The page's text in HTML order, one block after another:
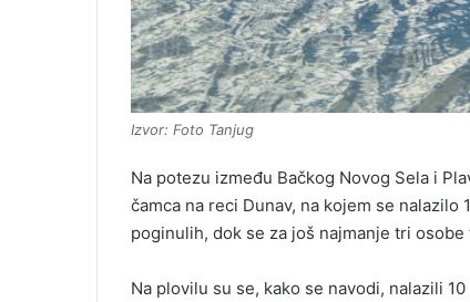
Izvor: Foto Tanjug
Na potezu između Bačkog Novog Sela i
čamca na reci Dunav, na kojem se
poginulih, dok se za još najmanje tri osobe
Na plovilu su se, kako se navodi, nalazili